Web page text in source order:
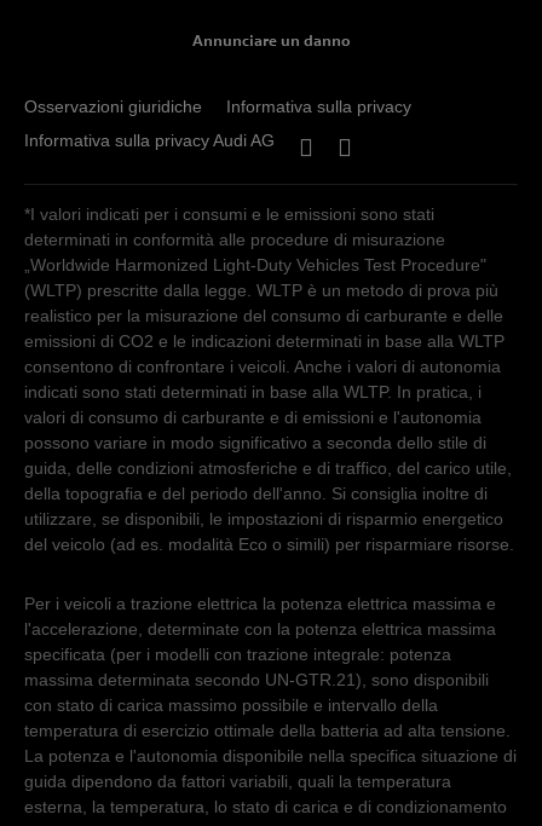
Annunciare un danno
Osservazioni giuridiche
Informativa sulla privacy
Informativa sulla privacy Audi AG
*I valori indicati per i consumi e le emissioni sono stati
determinati in conformità alle procedure di misurazione
„Worldwide Harmonized Light-Duty Vehicles Test Procedure"
(WLTP) prescritte dalla legge. WLTP è un metodo di prova più
realistico per la misurazione del consumo di carburante e delle
emissioni di CO2 e le indicazioni determinati in base alla WLTP
consentono di confrontare i veicoli. Anche i valori di autonomia
indicati sono stati determinati in base alla WLTP. In pratica, i
valori di consumo di carburante e di emissioni e l'autonomia
possono variare in modo significativo a seconda dello stile di
guida, delle condizioni atmosferiche e di traffico, del carico utile,
della topografia e del periodo dell'anno. Si consiglia inoltre di
utilizzare, se disponibili, le impostazioni di risparmio energetico
del veicolo (ad es. modalità Eco o simili) per risparmiare risorse.
Per i veicoli a trazione elettrica la potenza elettrica massima e
l'accelerazione, determinate con la potenza elettrica massima
specificata (per i modelli con trazione integrale: potenza
massima determinata secondo UN-GTR.21), sono disponibili
con stato di carica massimo possibile e intervallo della
temperatura di esercizio ottimale della batteria ad alta tensione.
La potenza e l'autonomia disponibile nella specifica situazione di
guida dipendono da fattori variabili, quali la temperatura
esterna, la temperatura, lo stato di carica e di condizionamento